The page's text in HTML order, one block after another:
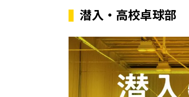
潜入・高校卓球部